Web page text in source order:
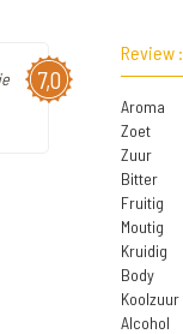
7,0
Review :
Aroma
Zoet
Zuur
Bitter
Fruitig
Moutig
Kruidig
Body
Koolzuur
Alcohol